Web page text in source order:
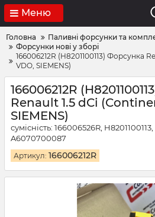
Меню
Головна
Паливні форсунки та
Форсунки нові у зборі
166006212R (H8201100113) Форсунка
VDO, SIEMENS)
166006212R
Renault 1.5 dCi
SIEMENS)
сумісність: 166006526R,
A6070700087
Артикул: 166006212R